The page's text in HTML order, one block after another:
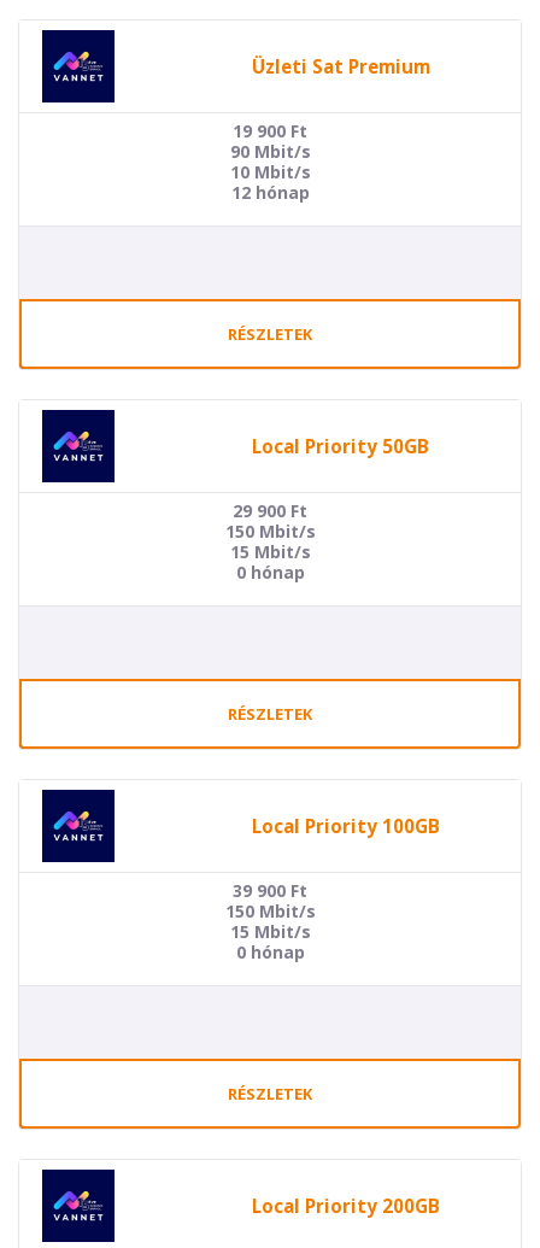
Üzleti Sat Premium
19 900 Ft
90 Mbit/s
10 Mbit/s
12 hónap
RÉSZLETEK
Local Priority 50GB
29 900 Ft
150 Mbit/s
15 Mbit/s
0 hónap
RÉSZLETEK
Local Priority 100GB
39 900 Ft
150 Mbit/s
15 Mbit/s
0 hónap
RÉSZLETEK
Local Priority 200GB